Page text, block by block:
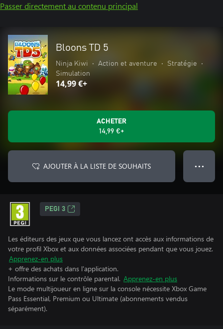
Passer directement au contenu principal
Bloons TD 5
Ninja Kiwi • Action et aventure • Stratégie
•
Simulation
14,99 €+
ACHETER
14,99 €+
AJOUTER À LA LISTE DE SOUHAITS ● ● ●
PEGI 3
Les éditeurs des jeux que vous lancez ont accès aux informations de
votre profil Xbox et aux données associées pendant que vous jouez.
Apprenez-en plus
+ offre des achats dans l'application.
Informations sur le contrôle parental. Apprenez-en plus
Le mode multijoueur en ligne sur la console nécessite Xbox Game
Pass Essential, Premium ou Ultimate (abonnements vendus
séparément).